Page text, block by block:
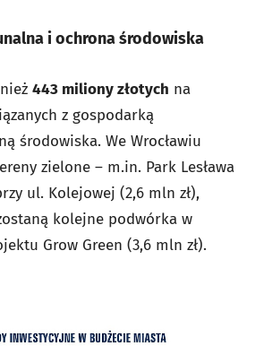
i ochrona środowiska
443 miliony złotych na
z gospodarką
środowiska. We Wrocławiu
zielone – m.in. Park Lesława
ul. Kolejowej (2,6 mln zł),
kolejne podwórka w
Grow Green (3,6 mln zł).